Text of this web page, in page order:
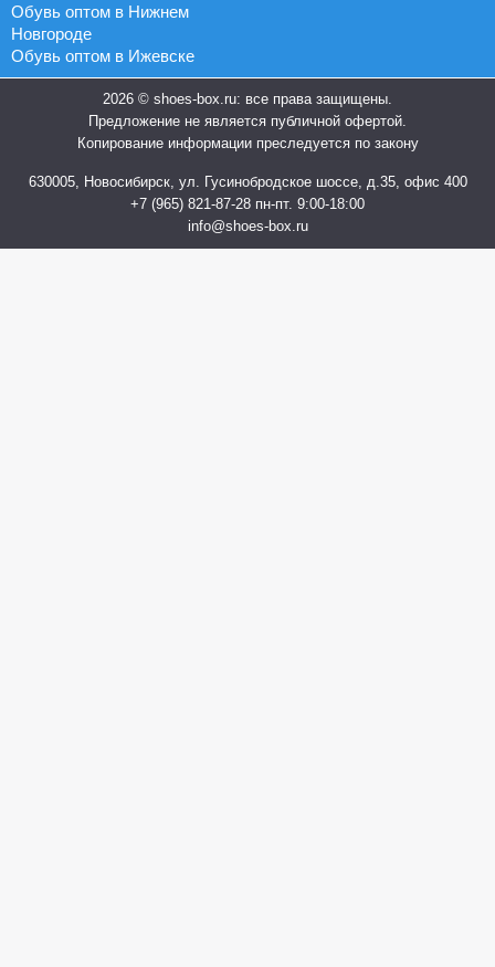
Обувь оптом в Нижнем
Новгороде
Обувь оптом в Ижевске
2026 © shoes-box.ru: все права защищены.
Предложение не является публичной офертой.
Копирование информации преследуется по закону
630005, Новосибирск, ул. Гусинобродское шоссе, д.35, офис 400
+7 (965) 821-87-28 пн-пт. 9:00-18:00
info@shoes-box.ru